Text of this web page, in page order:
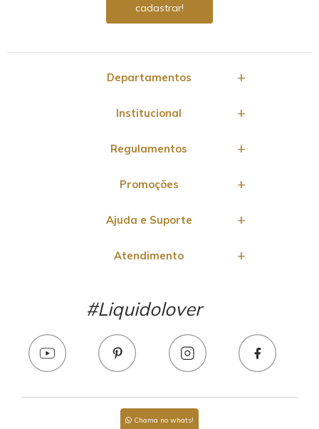
Departamentos
Institucional
Regulamentos
Promoções
Ajuda e Suporte
Atendimento
#Liquidolover
Chama no whats!